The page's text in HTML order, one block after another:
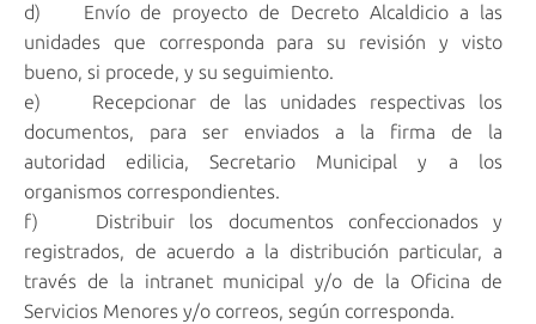
d) Envío de proyecto de Decreto Alcaldicio a las
unidades que corresponda para su revisión y visto
bueno, si procede, y su seguimiento.
e) Recepcionar de las unidades respectivas los
documentos, para ser enviados a la firma de la
autoridad edilicia, Secretario Municipal y a los
organismos correspondientes.
f) Distribuir los documentos confeccionados y
registrados, de acuerdo a la distribución particular, a
través de la intranet municipal y/o de la Oficina de
Servicios Menores y/o correos, según corresponda.